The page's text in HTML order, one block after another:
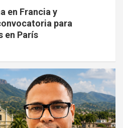
en Francia y
para
en París